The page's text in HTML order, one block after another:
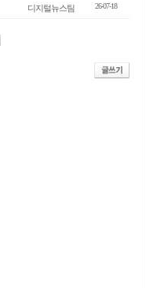
디지털뉴스팀 26-07-18